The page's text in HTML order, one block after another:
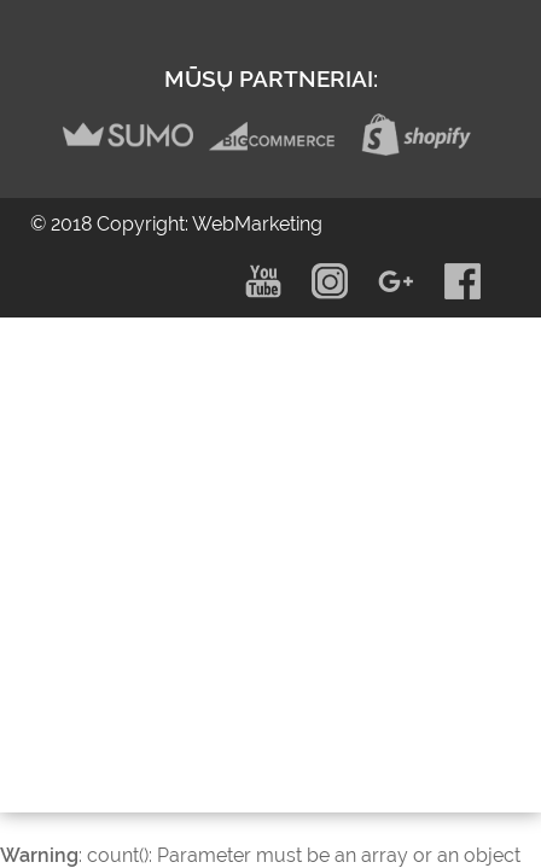
MŪSŲ PARTNERIAI:
© 2018 Copyright: WebMarketing
Warning: count(): Parameter must be an array or an object